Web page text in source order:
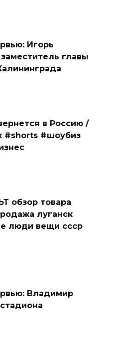
Игорь
главы
в Россию /
#shorts #шоубиз
обзор товара
луганск
люди вещи ссср
Владимир